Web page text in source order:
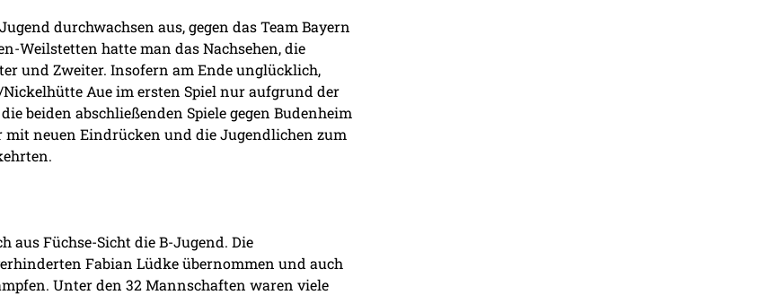
durchwachsen aus, gegen das Team Bayern
Weilstetten hatte man das Nachsehen, die
und Zweiter. Insofern am Ende unglücklich,
Aue im ersten Spiel nur aufgrund der
beiden abschließenden Spiele gegen Budenheim
neuen Eindrücken und die Jugendlichen zum
aus Füchse-Sicht die B-Jugend. Die
Fabian Lüdke übernommen und auch
Unter den 32 Mannschaften waren viele